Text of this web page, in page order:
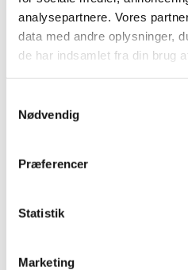
analysepartnere. Vores
data med andre oplysninger,
de har indsamlet fra din brug
Nødvendig
Præferencer
Statistik
Marketing